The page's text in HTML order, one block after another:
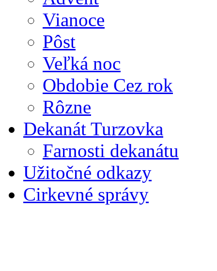
Vianoce
Pôst
Veľká noc
Obdobie Cez rok
Rôzne
Dekanát Turzovka
Farnosti dekanátu
Užitočné odkazy
Cirkevné správy